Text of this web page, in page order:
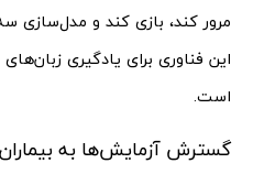
مرور کند، بازی کند و مدل‌سازی
این فناوری برای یادگیری
است.
گسترش آزمایش‌ها به